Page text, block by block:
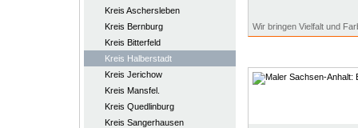
Kreis Aschersleben
Kreis Bernburg
Kreis Bitterfeld
Kreis Halberstadt
Kreis Jerichow
Kreis Mansfel.
Kreis Quedlinburg
Kreis Sangerhausen
Wir bringen Vielfalt und